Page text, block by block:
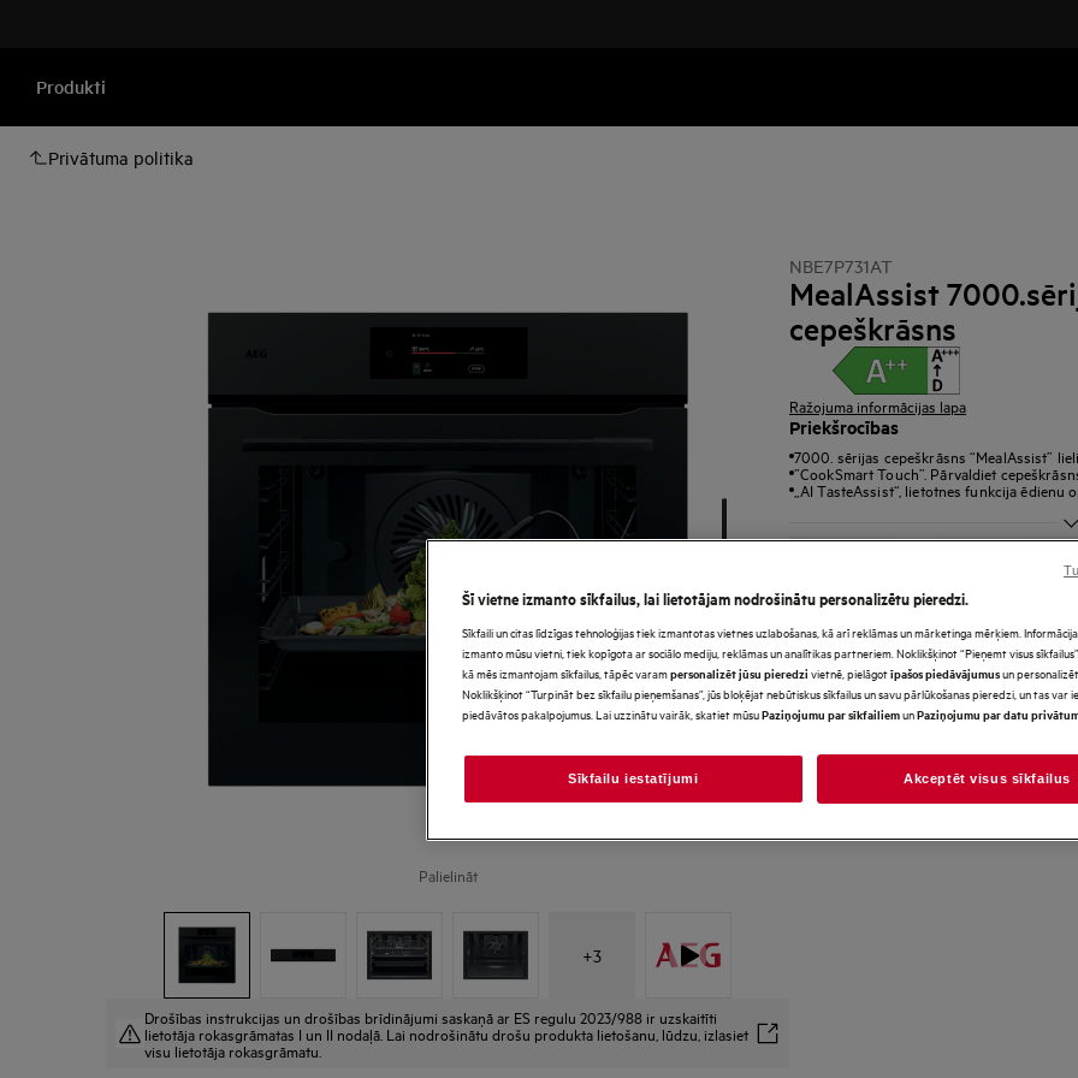
Produkti
Privātuma politika
Palielināt
+3
Drošības instrukcijas un drošības brīdinājumi saskaņā ar ES regulu 2023/988 ir uzskaitīti
lietotāja rokasgrāmatas I un II nodaļā. Lai nodrošinātu drošu produkta lietošanu, lūdzu, izlasiet
visu lietotāja rokasgrāmatu.
NBE7P731AT
MealAssist
cepeškrāsns
Ražojuma informācijas lapa
Priekšrocības
7000. sērijas cepeškrāsns “MealAssist”
”CookSmart Touch”. Pārvaldiet
„AI TasteAssist“, lietotnes funkcija ēdienu
*Produkta lapas galerijā
paredzēti tikai ilustratīviem
precīzi neatspoguļo šo
Šī vietne izmanto sīkfailus, lai lietotājam nodrošinātu personalizētu pieredzi.
Sīkfaili un citas līdzīgas tehnoloģijas tiek izmantotas vietnes uzlabošanas, kā arī reklāmas un mārketinga mērķiem.
izmanto mūsu vietni, tiek kopīgota ar sociālo mediju, reklāmas un analītikas partneriem. Noklikšķinot “Pieņemt visus
kā mēs izmantojam sīkfailus, tāpēc varampersonalizēt jūsu pieredzi vietnē, pielāgotīpašos piedāvājumusun
Noklikšķinot “Turpināt bez sīkfailu pieņemšanas”, jūs bloķējat nebūtiskus sīkfailus un savu pārlūkošanas pieredzi, un tas var
piedāvātos pakalpojumus. Lai uzzinātu vairāk, skatiet mūsuPaziņojumu par sīkfailiemunPaziņojumu par datu
Sīkfailu iestatījumi Akceptēt visus sīkfailus